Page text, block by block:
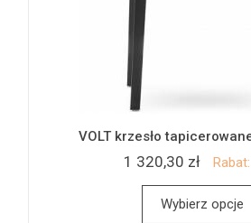
VOLT krzesło
1 320,30 zł
Wybierz opcje